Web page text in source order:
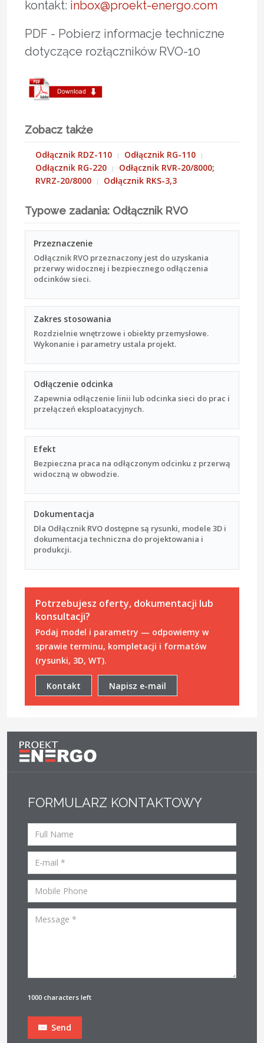
kontakt: inbox@proekt-energo.com
PDF - Pobierz informacje techniczne
dotyczące rozłączników RVO-10
Zobacz także
Odłącznik RDZ-110
Odłącznik RG-110
Odłącznik RG-220
Odłącznik RVR-20/8000;
RVRZ-20/8000
Odłącznik RKS-3,3
Typowe zadania: Odłącznik RVO
Przeznaczenie
Odłącznik RVO przeznaczony jest do uzyskania
przerwy widocznej i bezpiecznego odłączenia
odcinków sieci.
Zakres stosowania
Rozdzielnie wnętrzowe i obiekty przemysłowe.
Wykonanie i parametry ustala projekt.
Odłączenie odcinka
Zapewnia odłączenie linii lub odcinka sieci do prac i
przełączeń eksploatacyjnych.
Efekt
Bezpieczna praca na odłączonym odcinku z przerwą
widoczną w obwodzie.
Dokumentacja
Dla Odłącznik RVO dostępne są rysunki, modele 3D i
dokumentacja techniczna do projektowania i
produkcji.
Potrzebujesz oferty, dokumentacji lub
konsultacji?
Podaj model i parametry — odpowiemy w
sprawie terminu, kompletacji i formatów
(rysunki, 3D, WT).
Kontakt Napisz e-mail
FORMULARZ KONTAKTOWY
1000 characters left
Send